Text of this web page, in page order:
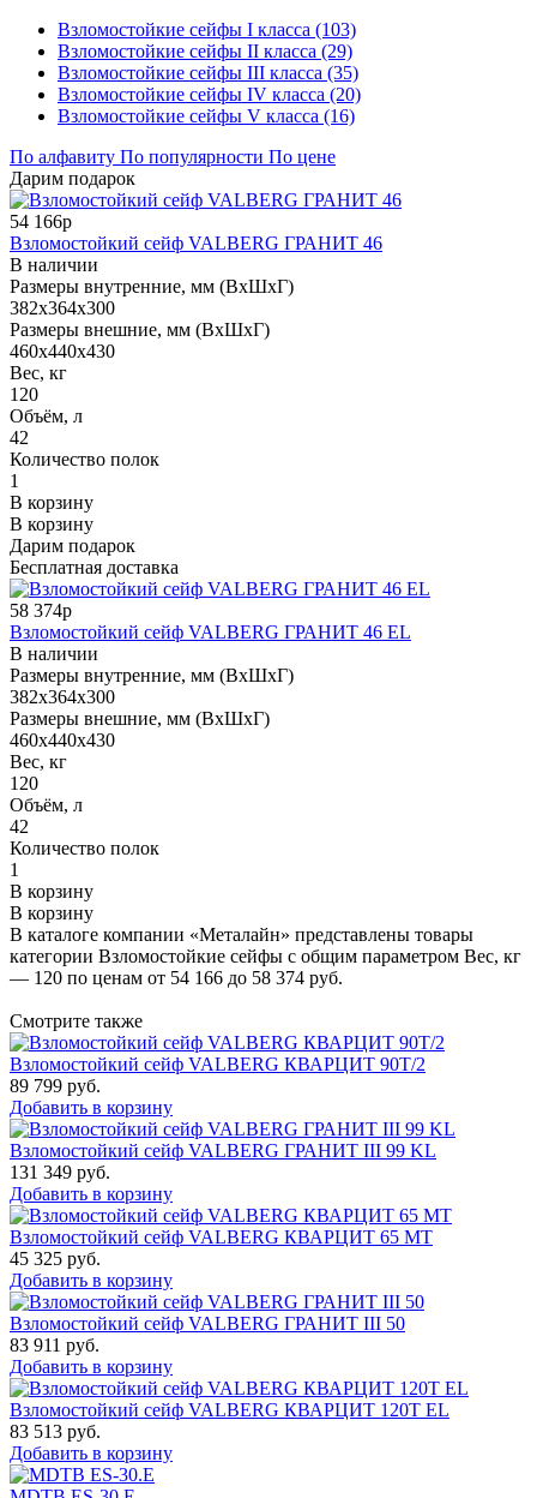
Взломостойкие сейфы I класса (103)
Взломостойкие сейфы II класса (29)
Взломостойкие сейфы III класса (35)
Взломостойкие сейфы IV класса (20)
Взломостойкие сейфы V класса (16)
По алфавиту По популярности По цене
Дарим подарок
54 166р
Взломостойкий сейф VALBERG ГРАНИТ 46
В наличии
Размеры внутренние, мм (ВхШхГ)
382x364x300
Размеры внешние, мм (ВхШхГ)
460x440x430
Вес, кг
120
Объём, л
42
Количество полок
1
В корзину
В корзину
Дарим подарок
Бесплатная доставка
58 374р
Взломостойкий сейф VALBERG ГРАНИТ 46 EL
В наличии
Размеры внутренние, мм (ВхШхГ)
382x364x300
Размеры внешние, мм (ВхШхГ)
460x440x430
Вес, кг
120
Объём, л
42
Количество полок
1
В корзину
В корзину
В каталоге компании «Металайн» представлены товары
категории Взломостойкие сейфы с общим параметром Вес, кг
— 120 по ценам от 54 166 до 58 374 руб.
Смотрите также
Взломостойкий сейф VALBERG КВАРЦИТ 90Т/2
89 799 руб.
Добавить в корзину
Взломостойкий сейф VALBERG ГРАНИТ III 99 KL
131 349 руб.
Добавить в корзину
Взломостойкий сейф VALBERG КВАРЦИТ 65 МТ
45 325 руб.
Добавить в корзину
Взломостойкий сейф VALBERG ГРАНИТ III 50
83 911 руб.
Добавить в корзину
Взломостойкий сейф VALBERG КВАРЦИТ 120Т EL
83 513 руб.
Добавить в корзину